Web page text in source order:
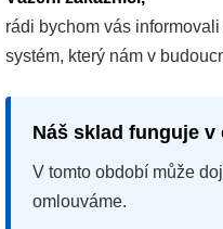
1 recenzí
času
rádi bychom vás
systém, který nám v
Náš sklad funguje v
V tomto období může
omlouváme.